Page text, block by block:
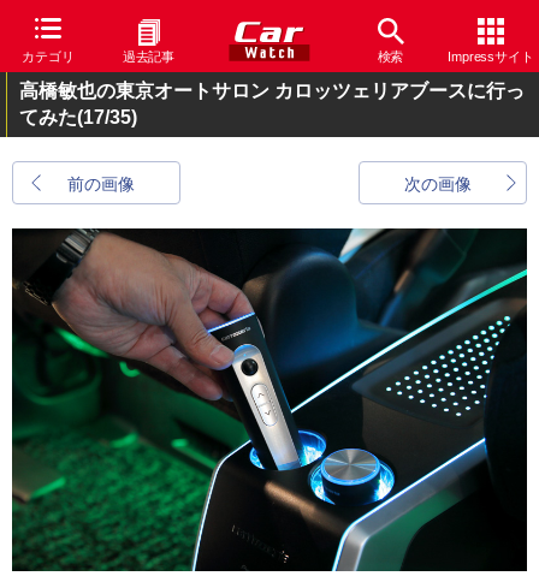
カテゴリ 過去記事 検索 Impressサイト
高橋敏也の東京オートサロン カロッツェリアブースに行っ
てみた(17/35)
前の画像 次の画像